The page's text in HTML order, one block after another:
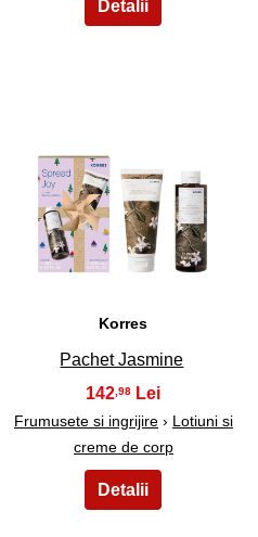
25
Korres
Pachet Jasmine
142 ,98
Frumusete si ingrijire› Lotiuni si
creme de corp